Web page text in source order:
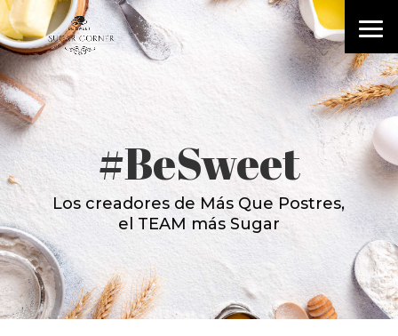
#BeSweet
Los creadores de Más Que Postres,
el TEAM más Sugar